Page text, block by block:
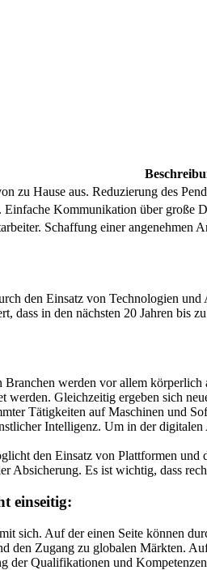
zu Hause aus. Reduzierung des
Kommunikation über große
Schaffung einer
den Einsatz von Technologien
in den nächsten 20 Jahren bis
werden vor allem
Gleichzeitig ergeben sich
Tätigkeiten auf Maschinen und
Intelligenz. Um in der
den Einsatz von Plattformen
Absicherung. Es ist wichtig, dass
einseitig:
mit sich. Auf der einen Seite können
den Zugang zu globalen Märkten.
der Qualifikationen und